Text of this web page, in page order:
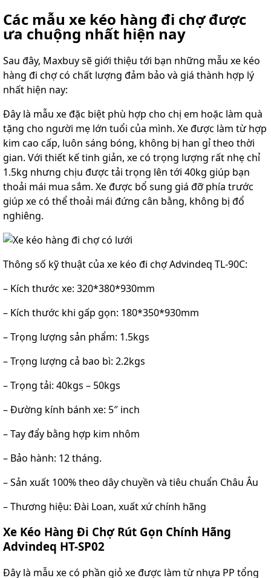
Các mẫu xe kéo hàng đi chợ được
ưa chuộng nhất hiện nay
Sau đây, Maxbuy sẽ giới thiệu tới bạn những mẫu xe kéo
hàng đi chợ có chất lượng đảm bảo và giá thành hợp lý
nhất hiện nay:
Đây là mẫu xe đặc biệt phù hợp cho chị em hoặc làm quà
tặng cho người mẹ lớn tuổi của mình. Xe được làm từ hợp
kim cao cấp, luôn sáng bóng, không bị han gỉ theo thời
gian. Với thiết kế tinh giản, xe có trọng lượng rất nhẹ chỉ
1.5kg nhưng chịu được tải trọng lên tới 40kg giúp bạn
thoải mái mua sắm. Xe được bổ sung giá đỡ phía trước
giúp xe có thể thoải mái đứng cân bằng, không bị đổ
nghiêng.
Thông số kỹ thuật của xe kéo đi chợ Advindeq TL-90C:
– Kích thước xe: 320*380*930mm
– Kích thước khi gấp gọn: 180*350*930mm
– Trọng lượng sản phẩm: 1.5kgs
– Trọng lượng cả bao bì: 2.2kgs
– Trọng tải: 40kgs – 50kgs
– Đường kính bánh xe: 5″ inch
– Tay đẩy bằng hợp kim nhôm
– Bảo hành: 12 tháng.
– Sản xuất 100% theo dây chuyền và tiêu chuẩn Châu Âu
– Thương hiệu: Đài Loan, xuất xứ chính hãng
Xe Kéo Hàng Đi Chợ Rút Gọn Chính Hãng
Advindeq HT-SP02
Đây là mẫu xe có phần giỏ xe được làm từ nhựa PP tổng